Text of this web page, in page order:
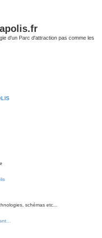
d'un Parc d'attraction pas comme les
schémas etc...